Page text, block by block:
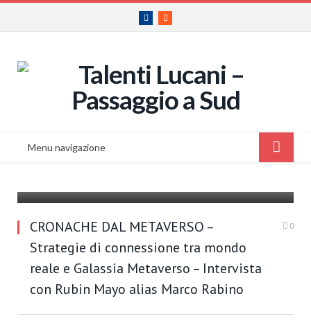
Facebook
RSS
Menu navigazione
CRONACHE DAL METAVERSO –
Strategie di connessione tra mondo
reale e Galassia Metaverso – Intervista
con Rubin Mayo alias Marco Rabino
0